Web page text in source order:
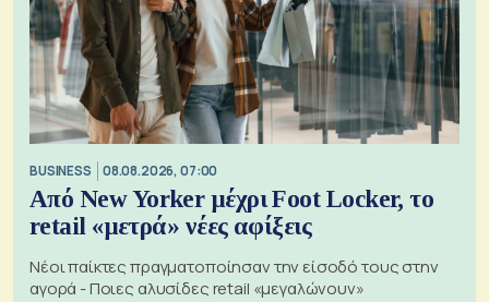
BUSINESS 08.08.2026, 07:00
Από New Yorker μέχρι Foot Locker, το
retail «μετρά» νέες αφίξεις
Νέοι παίκτες πραγματοποίησαν την είσοδό τους στην
αγορά - Ποιες αλυσίδες retail «μεγαλώνουν»